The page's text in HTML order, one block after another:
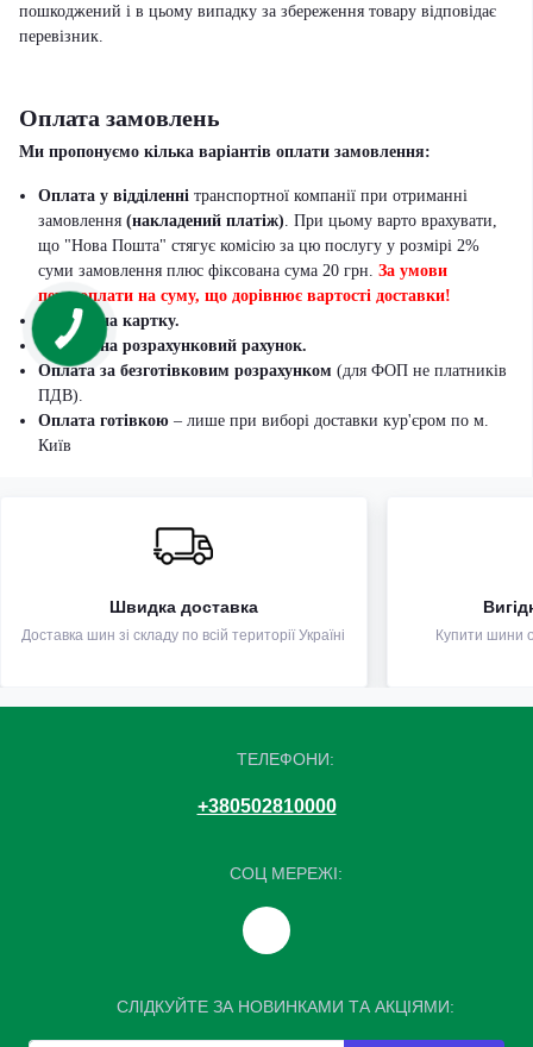
пошкоджений і в цьому випадку за збереження товару відповідає
перевізник.
Оплата замовлень
Ми пропонуємо кілька варіантів оплати замовлення:
Оплата у відділенні транспортної компанії при отриманні
замовлення (накладений платіж). При цьому варто врахувати,
що "Нова Пошта" стягує комісію за цю послугу у розмірі 2%
суми замовлення плюс фіксована сума 20 грн. За умови
передоплати на суму, що дорівнює вартості доставки!
Оплата на картку.
Оплата на розрахунковий рахунок.
Оплата за безготівковим розрахунком (для ФОП не платників
ПДВ).
Оплата готівкою – лише при виборі доставки кур'єром по м.
Київ
Швидка доставка
Доставка шин зі складу по всій території Україні Купити шини
ТЕЛЕФОНИ:
+380502810000
СОЦ МЕРЕЖІ:
СЛІДКУЙТЕ ЗА НОВИНКАМИ ТА АКЦІЯМИ: